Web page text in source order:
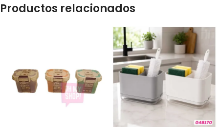
Productos relacionados